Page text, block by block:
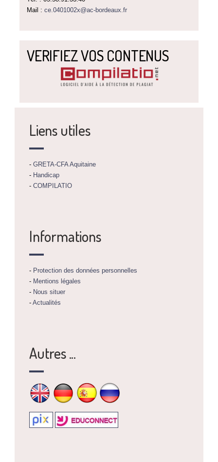
Mail : ce.0401002x@ac-bordeaux.fr
VERIFIEZ VOS CONTENUS
Liens utiles
- GRETA-CFA Aquitaine
- Handicap
- COMPILATIO
Informations
- Protection des données personnelles
- Mentions légales
- Nous situer
- Actualités
Autres ...